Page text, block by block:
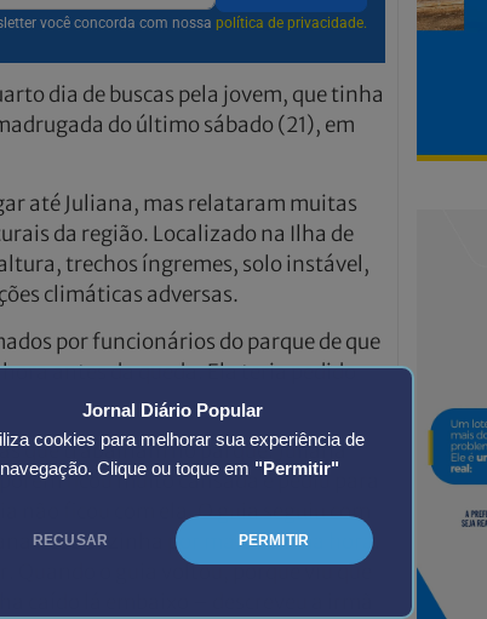
Jornal Diário Popular
cookies para melhorar sua experiência de
navegação. Clique ou toque em "Permitir"
RECUSAR PERMITIR
você concorda com nossa política de privacidade.
dia de buscas pela jovem, que tinha
do último sábado (21), em
até Juliana, mas relataram muitas
da região. Localizado na Ilha de
trechos íngremes, solo instável,
climáticas adversas.
por funcionários do parque de que
antes da queda. Ela teria pedido
que trabalham no parque. Juliana
ficou muito cansada e pediu para
não ficou com ela. O guia seguiu com
ficou sozinha por mais de uma hora.
Quando o guia voltou, porque viu que
caído lá embaixo – descreveu a irmã